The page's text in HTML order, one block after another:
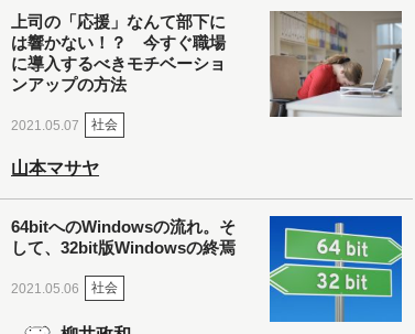
上司の「応援」なんて部下に
は響かない！？ 今すぐ職場
に導入するべきモチベーショ
ンアップの方法
2021.05.07 社会
山本マサヤ
64bitへのWindowsの流れ。そ
して、32bit版Windowsの終焉
2021.05.06 社会